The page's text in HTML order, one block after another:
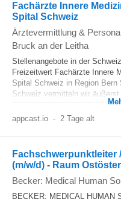
Fachärzte Innere
Spital Schweiz
Ärztevermittlung &
Bruck an der Leitha
Stellenangebote in der
Freizeitwert Fachärzte Innere
Spital Schweiz in Region
Schweiz vermitteln wir äußerst
appcast.io - 2 Tage alt
Fachschwerpunktleiter
(m/w/d) - Raum
Becker: Medical Human
BECKER: MEDICAL HUMAN